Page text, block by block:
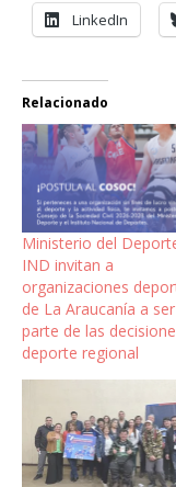
LinkedIn
Relacionado
Ministerio del
IND invitan a
organizaciones
de La Araucanía a ser
parte de las
deporte regional